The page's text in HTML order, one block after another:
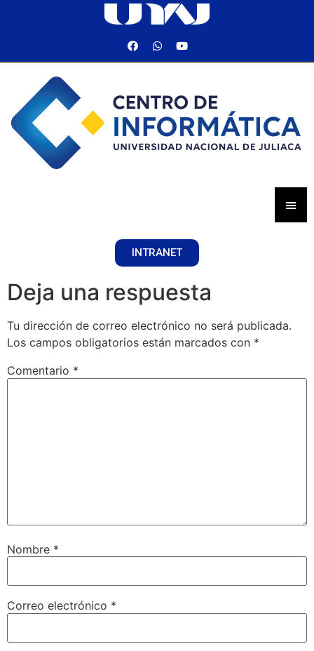
INTRANET
Deja una respuesta
Tu dirección de correo electrónico no será publicada.
Los campos obligatorios están marcados con *
Comentario *
Nombre *
Correo electrónico *